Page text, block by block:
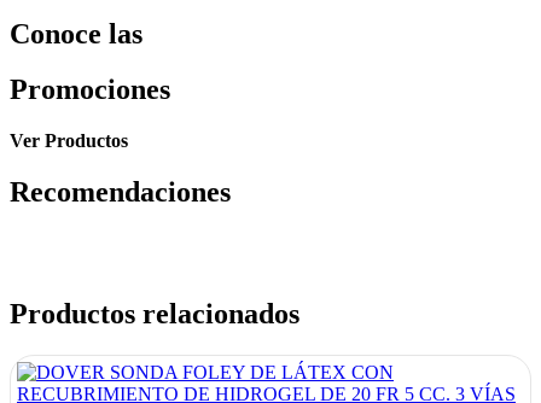
Conoce las
Promociones
Ver Productos
Recomendaciones
Productos relacionados